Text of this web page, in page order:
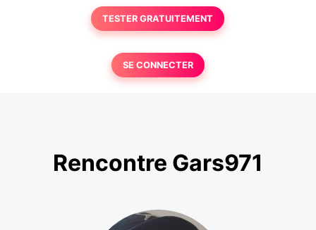
TESTER GRATUITEMENT
SE CONNECTER
Rencontre Gars971